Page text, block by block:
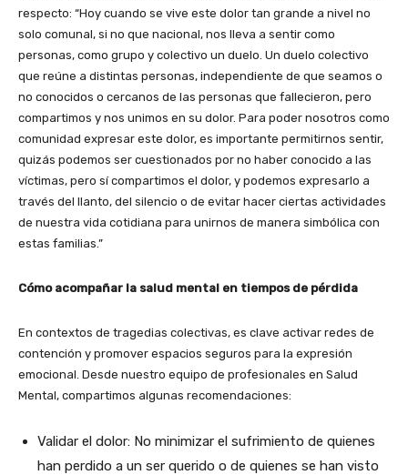
respecto: “Hoy cuando se vive este dolor tan grande a nivel no
solo comunal, si no que nacional, nos lleva a sentir como
personas, como grupo y colectivo un duelo. Un duelo colectivo
que reúne a distintas personas, independiente de que seamos o
no conocidos o cercanos de las personas que fallecieron, pero
compartimos y nos unimos en su dolor. Para poder nosotros como
comunidad expresar este dolor, es importante permitirnos sentir,
quizás podemos ser cuestionados por no haber conocido a las
víctimas, pero sí compartimos el dolor, y podemos expresarlo a
través del llanto, del silencio o de evitar hacer ciertas actividades
de nuestra vida cotidiana para unirnos de manera simbólica con
estas familias.”
Cómo acompañar la salud mental en tiempos de pérdida
En contextos de tragedias colectivas, es clave activar redes de
contención y promover espacios seguros para la expresión
emocional. Desde nuestro equipo de profesionales en Salud
Mental, compartimos algunas recomendaciones:
Validar el dolor: No minimizar el sufrimiento de quienes
han perdido a un ser querido o de quienes se han visto